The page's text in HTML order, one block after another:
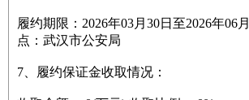
履约期限：2026年03月30日至2026年06
点：武汉市公安局
7、履约保证金收取情况：